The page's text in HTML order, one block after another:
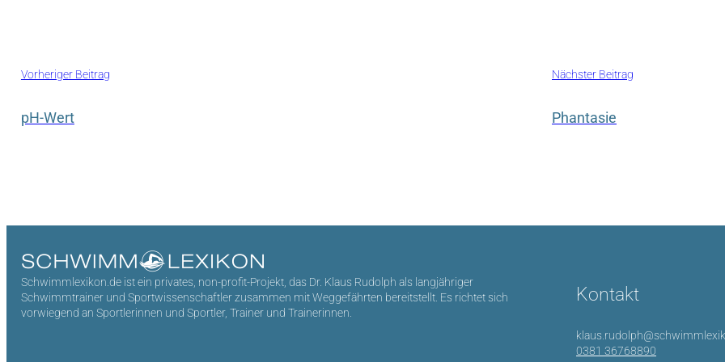
Vorheriger Beitrag
pH-Wert
Nächster Beitrag
Phantasie
Schwimmlexikon.de ist ein privates, non-profit-Projekt, das Dr. Klaus Rudolph als langjähriger
Schwimmtrainer und Sportwissenschaftler zusammen mit Weggefährten bereitstellt. Es richtet sich
vorwiegend an Sportlerinnen und Sportler, Trainer und Trainerinnen.
Kontakt
0381 36768890